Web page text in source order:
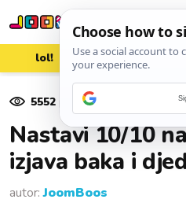
lol! aww
5552 pregleda
Nastavi 10/10
izjava baka i
autor:JoomBoos